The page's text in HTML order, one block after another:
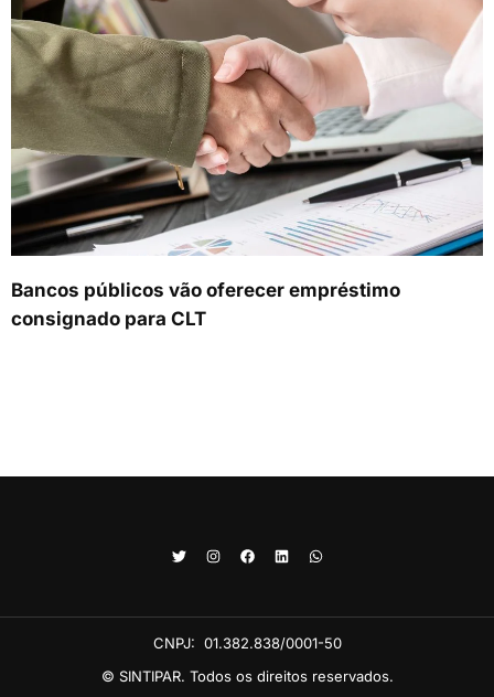
Bancos públicos vão oferecer empréstimo
consignado para CLT
CNPJ: 01.382.838/0001-50
© SINTIPAR. Todos os direitos reservados.